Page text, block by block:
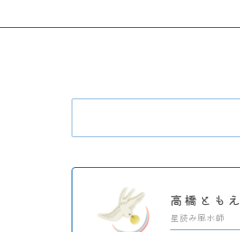
高橋ともえ
星読み風水師